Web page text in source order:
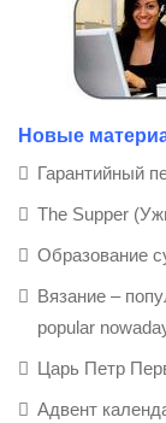
Новые
Гарантийный
The Supper
Образование
Вязание –
popular
Царь Петр
Адвент